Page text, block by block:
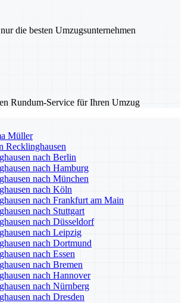
die besten Umzugsunternehmen
Rundum-Service für Ihren Umzug
Müller
Recklinghausen
nach Berlin
nach Hamburg
nach München
nach Köln
nach Frankfurt am Main
nach Stuttgart
nach Düsseldorf
nach Leipzig
nach Dortmund
nach Essen
nach Bremen
nach Hannover
nach Nürnberg
nach Dresden